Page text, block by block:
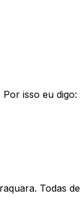
isso eu
Todas